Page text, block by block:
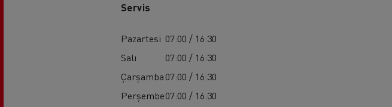
Servis
Pazartesi 07:00 / 16:30
Salı
07:00 / 16:30
Çarşamba07:00 / 16:30
Perşembe07:00 / 16:30